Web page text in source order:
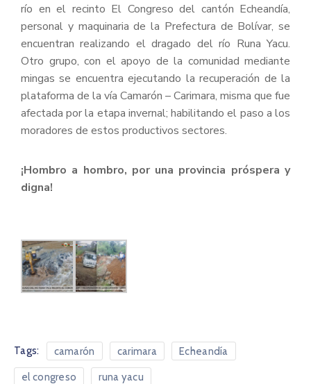
río en el recinto El Congreso del cantón Echeandía,
personal y maquinaria de la Prefectura de Bolívar, se
encuentran realizando el dragado del río Runa Yacu.
Otro grupo, con el apoyo de la comunidad mediante
mingas se encuentra ejecutando la recuperación de la
plataforma de la vía Camarón – Carimara, misma que fue
afectada por la etapa invernal; habilitando el paso a los
moradores de estos productivos sectores.
¡Hombro a hombro, por una provincia próspera y
digna!
Tags: camarón carimara Echeandía
el congreso runa yacu